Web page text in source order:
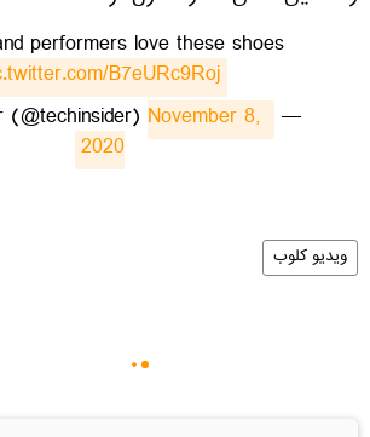
performers love these shoes
B7eURc9Roj
— Tech Insider (@techinsider)
November 8,
2020
ویدیو کلوب